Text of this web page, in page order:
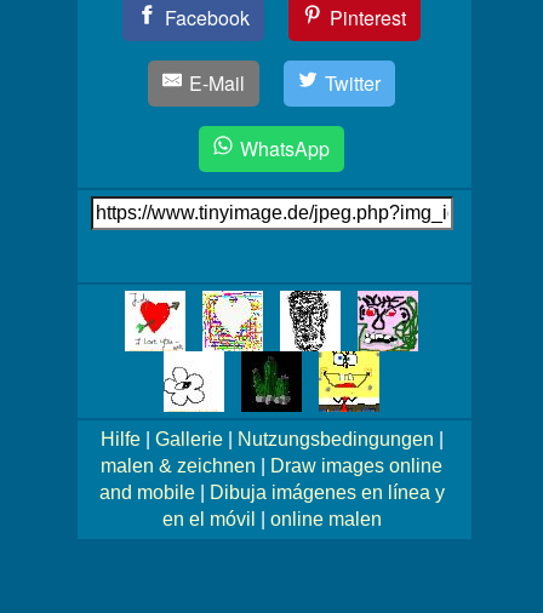
Facebook Pinterest
E-Mail Twitter
WhatsApp
Link
auf's
Bilder!
Hilfe| Gallerie| Nutzungsbedingungen
malen & zeichnen
Draw images online
and mobile|
Dibuja imágenes en línea y
en el móvil
online malen